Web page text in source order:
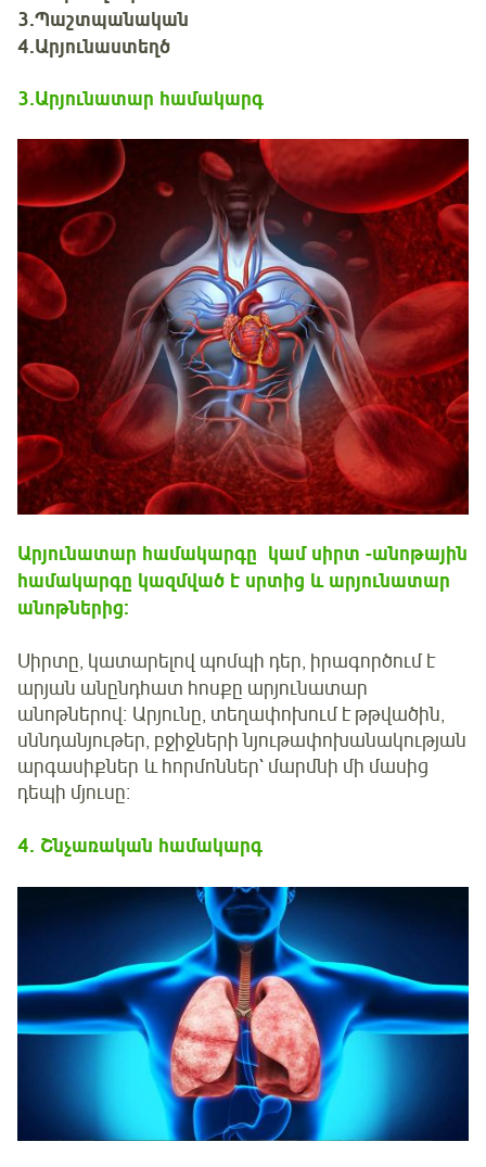
3.Պաշտպանական
4.Արյունաստեղծ
3.Արյունատար համակարգ
Արյունատար համակարգը կամ սիրտ -անոթային
համակարգը կազմված է սրտից և արյունատար
անոթներից։
Սիրտը, կատարելով պոմպի դեր, իրագործում է
արյան անընդհատ հոսքը արյունատար
անոթներով։ Արյունը, տեղափոխում է թթվածին,
սննդանյութեր, բջիջների նյութափոխանակության
արգասիքներ և հորմոններ` մարմնի մի մասից
դեպի մյուսը։
4. Շնչառական համակարգ